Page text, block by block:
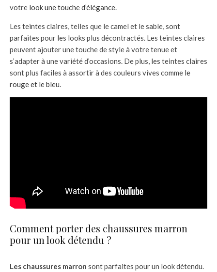
votre look une touche d’élégance.
Les teintes claires, telles que le camel et le sable, sont
parfaites pour les looks plus décontractés. Les teintes claires
peuvent ajouter une touche de style à votre tenue et
s’adapter à une variété d’occasions. De plus, les teintes claires
sont plus faciles à assortir à des couleurs vives comme le
rouge et le bleu.
Comment porter des chaussures marron
pour un look détendu ?
Les chaussures marron sont parfaites pour un look détendu.